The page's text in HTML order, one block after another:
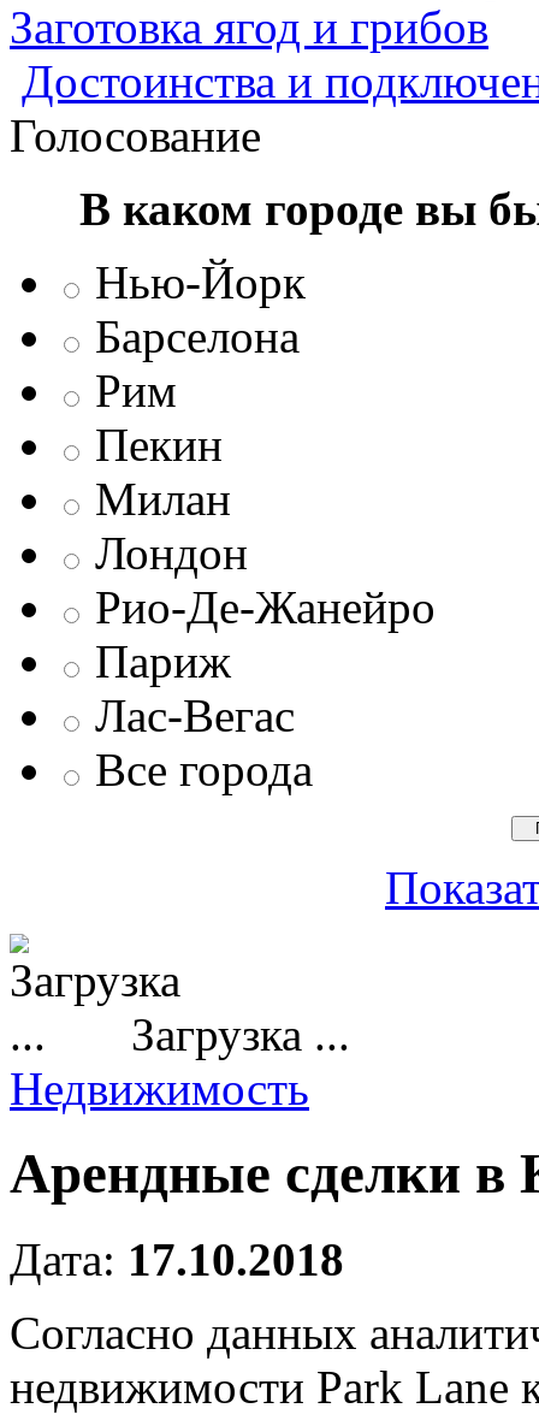
Заготовка ягод и грибов
Достоинства и
Голосование
В каком городе вы
Нью-Йорк
Барселона
Рим
Пекин
Милан
Лондон
Рио-Де-Жанейро
Париж
Лас-Вегас
Все города
Загрузка ...
Недвижимость
Арендные сделки в
Дата: 17.10.2018
Согласно данных
недвижимости Park Lane